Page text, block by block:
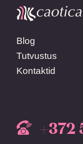
Blog
Tutvustus
Kontaktid
+372